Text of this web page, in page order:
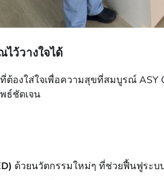
ว้วางใจได้
ต้องใส่ใจเพื่อความสุขที่สมบูรณ์
ธ์ชัดเจน
ด้วยนวัตกรรมใหม่ๆ ที่ช่วยฟื้นฟูระบ